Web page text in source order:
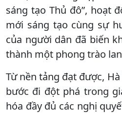
sáng tạo Thủ đô”, hoạt
mới sáng tạo cùng sự
của người dân đã biến
thành một phong trào
Từ nền tảng đạt được,
bước đi đột phá trong
hóa đầy đủ các nghị